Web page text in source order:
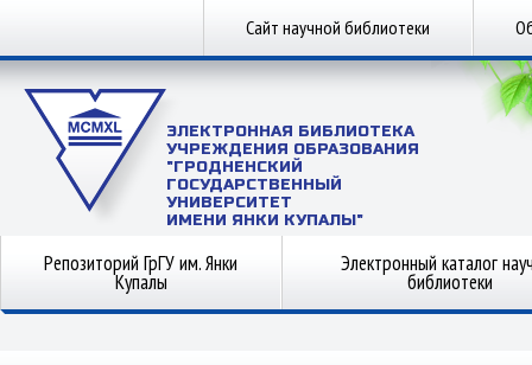
Сайт научной библиотеки
ЭЛЕКТРОННАЯ БИБЛИОТЕКА
УЧРЕЖДЕНИЯ ОБРАЗОВАНИЯ
"ГРОДНЕНСКИЙ
ГОСУДАРСТВЕННЫЙ
УНИВЕРСИТЕТ
ИМЕНИ ЯНКИ КУПАЛЫ"
Репозиторий ГрГУ им. Янки
Купалы
Электронный каталог
библиотеки